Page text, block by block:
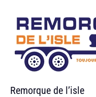
Remorque de l’isle